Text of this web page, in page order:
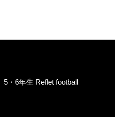
5・6年生 Reflet football